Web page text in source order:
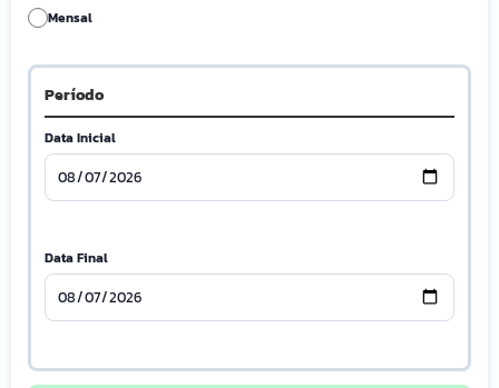
Mensal
Período
Data Inicial
Data Final